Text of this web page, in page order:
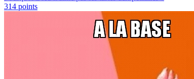
314 points